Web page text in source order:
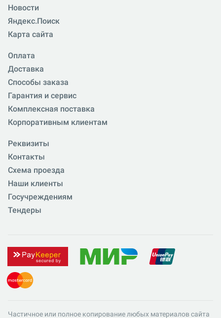
Новости
Яндекс.Поиск
Карта сайта
Оплата
Доставка
Способы заказа
Гарантия и сервис
Комплексная поставка
Корпоративным клиентам
Реквизиты
Контакты
Схема проезда
Наши клиенты
Госучреждениям
Тендеры
Частичное или полное копирование любых материалов сайта